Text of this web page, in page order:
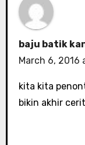
baju batik
March 6, 2016
kita kita
bikin akhir